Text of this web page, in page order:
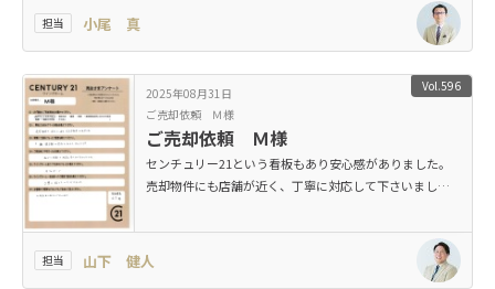
担当 小尾 真
Vol.596
2025年08月31日
ご売却依頼 Ｍ様
ご売却依頼 Ｍ様
センチュリー21という看板もあり安心感がありました。
売却物件にも店舗が近く、丁寧に対応して下さいまし
担当 山下 健人